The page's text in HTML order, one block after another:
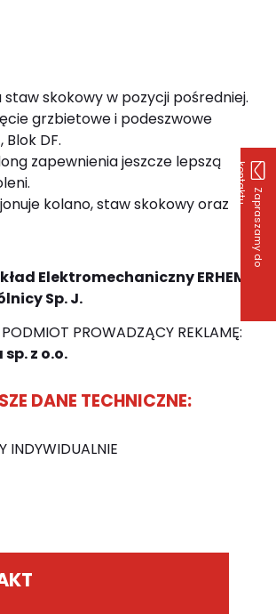
Z
a
p
r
a
s
z
a
m
y
d
o
k
o
n
t
a
k
t
u
skokowy w pozycji pośredniej.
grzbietowe i podeszwowe
Blok DF.
zapewnienia jeszcze lepszą
kolano, staw skokowy oraz
Elektromechaniczny ERHEM
Sp. J.
PROWADZĄCY REKLAMĘ:
z o.o.
DANE TECHNICZNE:
INDYWIDUALNIE